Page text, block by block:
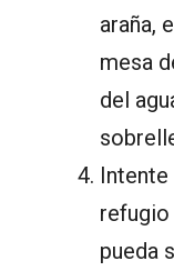
araña,
mesa
del
Intente
refugio
pueda